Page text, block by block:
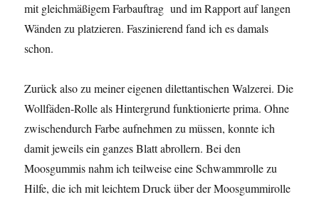
mit gleichmäßigem Farbauftrag und im Rapport auf langen
Wänden zu platzieren. Faszinierend fand ich es damals
schon.
Zurück also zu meiner eigenen dilettantischen Walzerei. Die
Wollfäden-Rolle als Hintergrund funktionierte prima. Ohne
zwischendurch Farbe aufnehmen zu müssen, konnte ich
damit jeweils ein ganzes Blatt abrollern. Bei den
Moosgummis nahm ich teilweise eine Schwammrolle zu
Hilfe, die ich mit leichtem Druck über der Moosgummirolle